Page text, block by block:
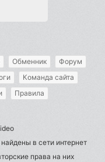
Обменник
Форум
Команда сайта
Правила
в сети интернет
права на них